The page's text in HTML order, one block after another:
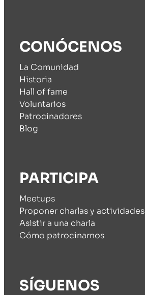
CONÓCENOS
La Comunidad
Historia
Hall of fame
Voluntarios
Patrocinadores
Blog
PARTICIPA
Meetups
Proponer charlas y actividades
Asistir a una charla
Cómo patrocinarnos
SÍGUENOS